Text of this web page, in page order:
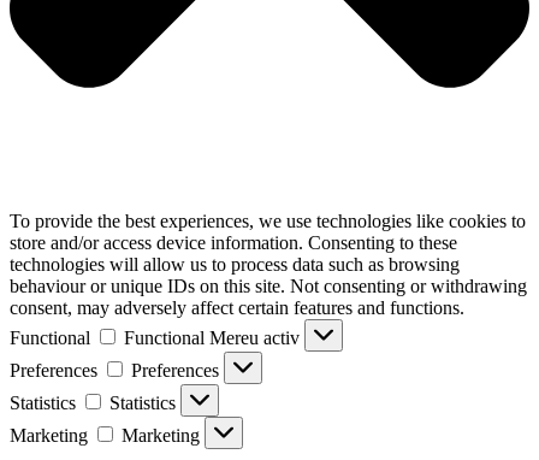
To provide the best experiences, we use technologies like cookies to
store and/or access device information. Consenting to these
technologies will allow us to process data such as browsing
behaviour or unique IDs on this site. Not consenting or withdrawing
consent, may adversely affect certain features and functions.
Functional
Functional Mereu activ
Preferences
Preferences
Statistics
Statistics
Marketing
Marketing